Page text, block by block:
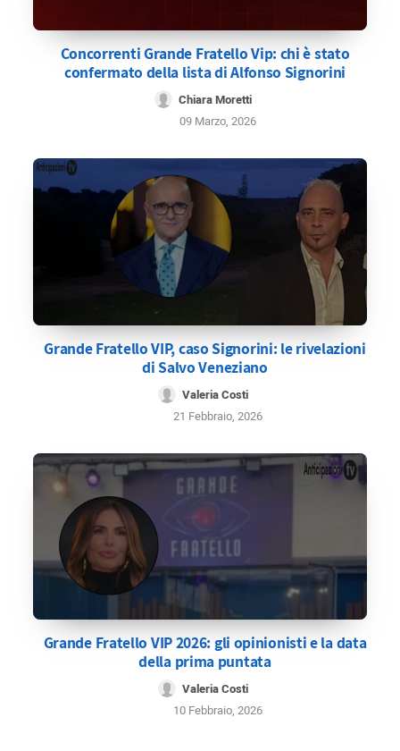
Concorrenti Grande Fratello Vip: chi è stato
confermato della lista di Alfonso Signorini
Chiara Moretti
09 Marzo, 2026
Grande Fratello VIP, caso Signorini: le rivelazioni
di Salvo Veneziano
Valeria Costi
21 Febbraio, 2026
Grande Fratello VIP 2026: gli opinionisti e la data
della prima puntata
Valeria Costi
10 Febbraio, 2026